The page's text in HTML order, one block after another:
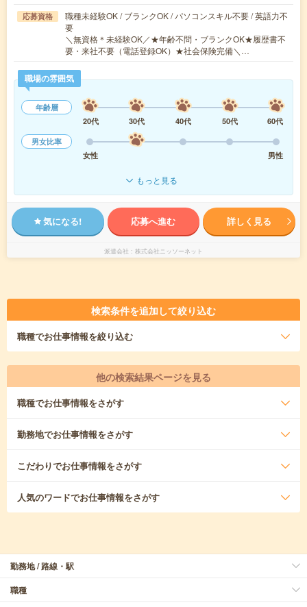
応募資格
職種未経験OK / ブランクOK / パソコンスキル不要 / 英語力不
要
＼無資格＊未経験OK／★年齢不問・ブランクOK★履歴書不
要・来社不要（電話登録OK）★社会保険完備＼…
職場の雰囲気
年齢層
20代
30代 40代 50代
60代
男女比率
女性
男性
もっと見る
気になる! 応募へ進む 詳しく見る
派遣会社 株式会社ニッソーネット
検索条件を追加して絞り込む
職種でお仕事情報を絞り込む
他の検索結果ページを見る
職種でお仕事情報をさがす
勤務地でお仕事情報をさがす
こだわりでお仕事情報をさがす
人気のワードでお仕事情報をさがす
勤務地 / 路線・駅
職種